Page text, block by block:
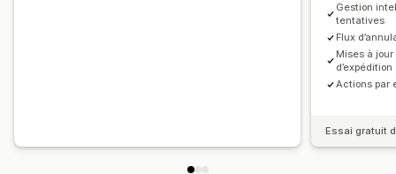
Gestion
tentatives
Flux
Mises à
d’expédition
Actions par
Essai gratuit